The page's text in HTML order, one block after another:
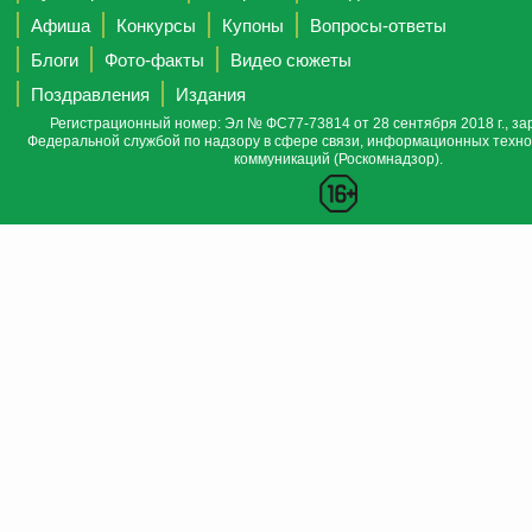
Афиша
Конкурсы Купоны
Вопросы-ответы
Блоги
Фото-факты
Видео сюжеты
Поздравления
Издания
Регистрационный номер: Эл № ФС77-73814 от 28 сентября 2018 г.,
Федеральной службой по надзору в сфере связи, информационных
коммуникаций (Роскомнадзор).